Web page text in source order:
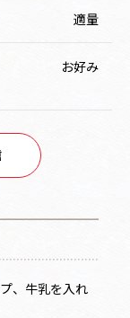
適量
お好み
、牛乳を入れ